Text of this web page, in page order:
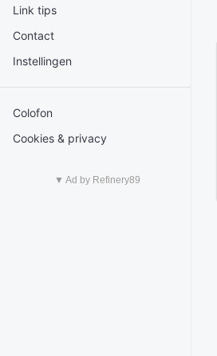
Link tips
Contact
Instellingen
Colofon
Cookies & privacy
▼ Ad by Refinery89